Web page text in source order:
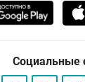
Социальные